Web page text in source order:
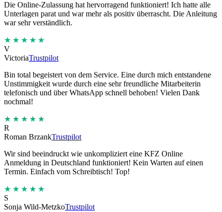
Die Online-Zulassung hat hervorragend funktioniert! Ich hatte alle
Unterlagen parat und war mehr als positiv überrascht. Die Anleitung
war sehr verständlich.
★★★★★
V
VictoriaTrustpilot
Bin total begeistert von dem Service. Eine durch mich entstandene
Unstimmigkeit wurde durch eine sehr freundliche Mitarbeiterin
telefonisch und über WhatsApp schnell behoben! Vielen Dank
nochmal!
★★★★★
R
Roman BrzankTrustpilot
Wir sind beeindruckt wie unkompliziert eine KFZ Online
Anmeldung in Deutschland funktioniert! Kein Warten auf einen
Termin. Einfach vom Schreibtisch! Top!
★★★★★
S
Sonja Wild-MetzkoTrustpilot